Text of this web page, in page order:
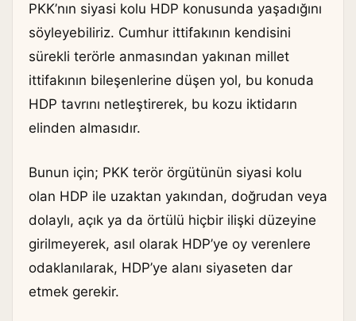
PKK’nın siyasi kolu HDP konusunda yaşadığını
söyleyebiliriz. Cumhur ittifakının kendisini
sürekli terörle anmasından yakınan millet
ittifakının bileşenlerine düşen yol, bu konuda
HDP tavrını netleştirerek, bu kozu iktidarın
elinden almasıdır.
Bunun için; PKK terör örgütünün siyasi kolu
olan HDP ile uzaktan yakından, doğrudan veya
dolaylı, açık ya da örtülü hiçbir ilişki düzeyine
girilmeyerek, asıl olarak HDP’ye oy verenlere
odaklanılarak, HDP’ye alanı siyaseten dar
etmek gerekir.